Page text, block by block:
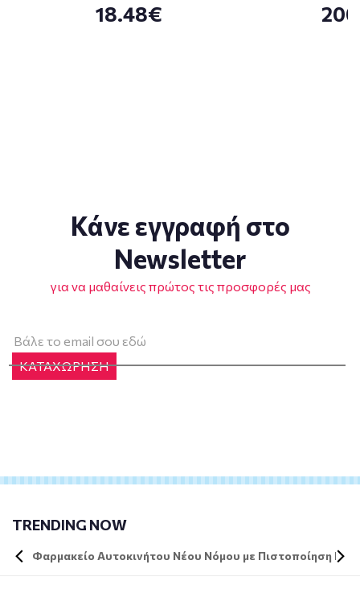
18.48€
Κάνε εγγραφή στο
Newsletter
για να μαθαίνεις πρώτος τις προσφορές μας
ΚΑΤΑΧΩΡΗΣΗ
TRENDING NOW
Φαρμακείο Αυτοκινήτου Νέου Νόμου με Πιστοποίηση DIN